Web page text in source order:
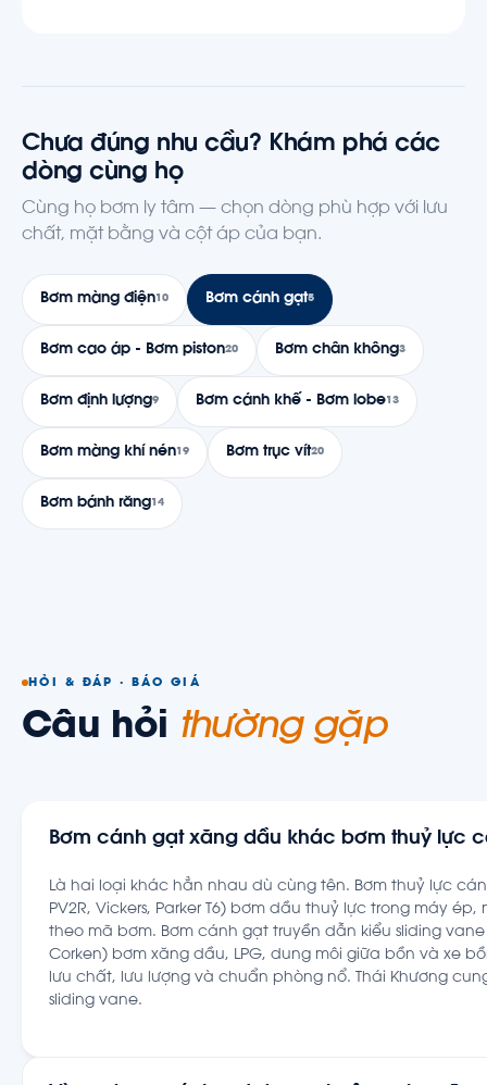
Chưa đúng nhu cầu? Khám phá các
dòng cùng họ
Cùng họ bơm ly tâm — chọn dòng phù hợp với lưu
chất, mặt bằng và cột áp của bạn.
Bơm màng điện10 Bơm cánh gạt5
Bơm cao áp - Bơm piston20 Bơm chân không3
Bơm định lượng9 Bơm cánh khế - Bơm lobe13
Bơm màng khí nén19 Bơm trục vít20
Bơm bánh răng14
HỎI & ĐÁP · BÁO GIÁ
Câu hỏi thường gặp
Bơm cánh gạt xăng dầu khác bơm thuỷ lực
Là hai loại khác hẳn nhau dù cùng tên. Bơm thuỷ lực
PV2R, Vickers, Parker T6) bơm dầu thuỷ lực trong máy
theo mã bơm. Bơm cánh gạt truyền dẫn kiểu sliding vane
Corken) bơm xăng dầu, LPG, dung môi giữa bồn và xe
lưu chất, lưu lượng và chuẩn phòng nổ. Thái Khương
sliding vane.